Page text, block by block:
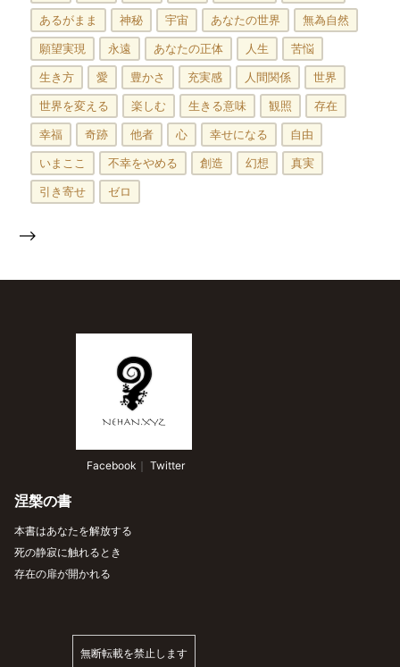
あるがまま
神秘 宇宙 あなたの世界
無為自然
願望実現
永遠 あなたの正体 人生
苦悩
生き方
愛 豊かさ 充実感 人間関係
世界
世界を変える
楽しむ 生きる意味 観照
存在
幸福
奇跡 他者 心 幸せになる
自由
いまここ
不幸をやめる 創造 幻想
真実
引き寄せ
ゼロ
-->
Facebook ｜ Twitter
涅槃の書
本書はあなたを解放する
死の静寂に触れるとき
存在の扉が開かれる
無断転載を禁止します